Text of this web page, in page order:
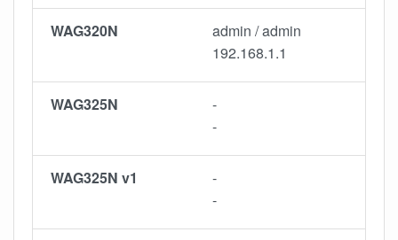
WAG320N
admin / admin
192.168.1.1
WAG325N
-
-
WAG325N v1
-
-